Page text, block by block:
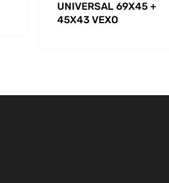
UNIVERSAL 69X45 +
45X43 VEXO